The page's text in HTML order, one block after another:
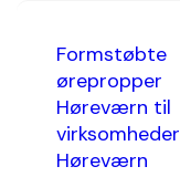
Formstøbte
ørepropper
Høreværn til
virksomheder
Høreværn